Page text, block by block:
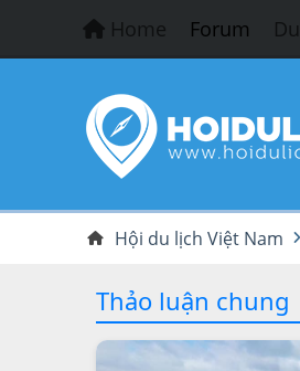
Home Forum
Hội du lịch Việt Nam
Thảo luận chung